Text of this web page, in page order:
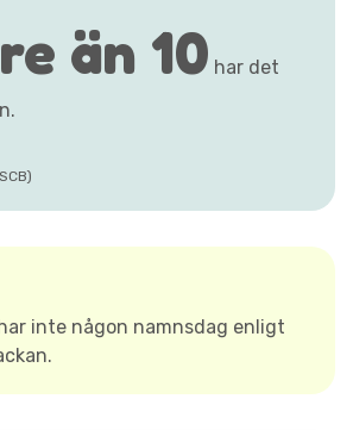
än 10 har det
inte någon namnsdag enligt